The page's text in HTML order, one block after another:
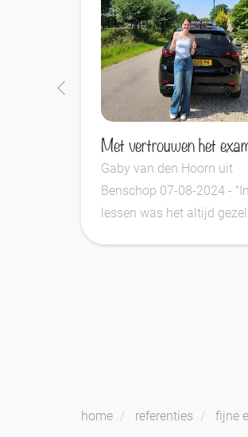
Gaby van den Hoorn uit
Benschop 07-08-2024 -
lessen was het altijd
home referenties fijne